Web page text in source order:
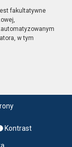
fakultatywne
w tym
Kontrast